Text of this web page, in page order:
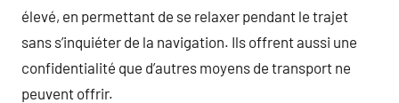
élevé, en permettant de se relaxer pendant le trajet
sans s’inquiéter de la navigation. Ils offrent aussi une
confidentialité que d’autres moyens de transport ne
peuvent offrir.